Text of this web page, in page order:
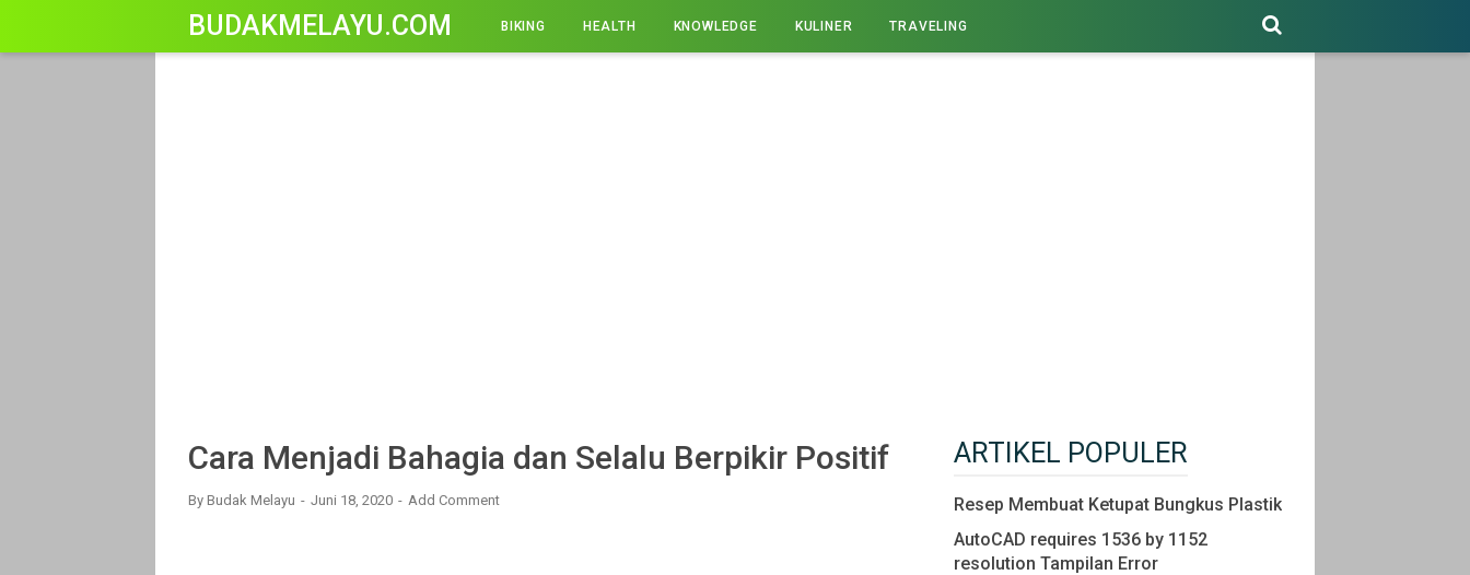
BUDAKMELAYU.COM BIKING HEALTH KNOWLEDGE KULINER TRAVELING
Cara Menjadi Bahagia dan Selalu Berpikir Positif
By Budak Melayu Juni 18, 2020 Add Comment
ARTIKEL POPULER
Resep Membuat Ketupat Bungkus Plastik
AutoCAD requires 1536 by 1152
resolution Tampilan Error